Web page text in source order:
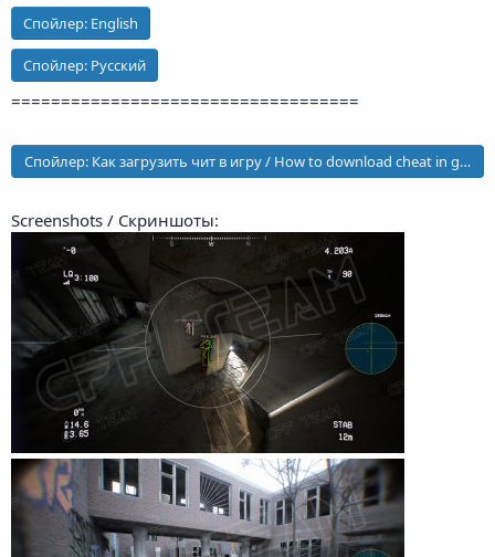
Спойлер: English
Спойлер: Русский
===================================
Спойлер: Как загрузить чит в игру / How to download cheat in game
Screenshots / Скриншоты: